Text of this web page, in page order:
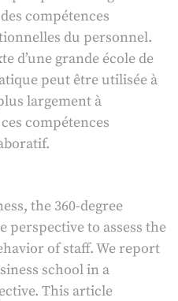
compétences
du personnel.
d’une grande école de
peut être utilisée à
largement à
compétences
the 360-degree
perspective to assess the
of staff. We report
school in a
This article